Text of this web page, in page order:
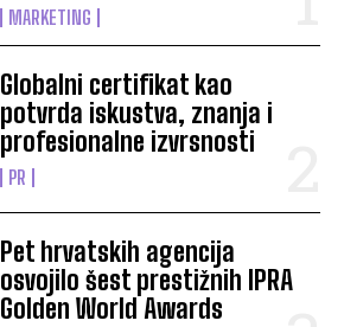
MARKETING
Globalni certifikat kao
potvrda iskustva, znanja i
profesionalne izvrsnosti
PR
Pet hrvatskih agencija
osvojilo šest prestižnih IPRA
Golden World Awards